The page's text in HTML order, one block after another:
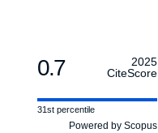
0.7
2025
CiteScore
31st percentile
Powered by Scopus